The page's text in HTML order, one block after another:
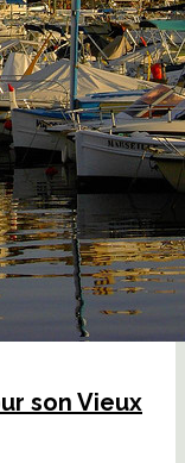
son Vieux